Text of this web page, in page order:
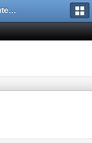
Forum Komputerowe PCFoster.pl